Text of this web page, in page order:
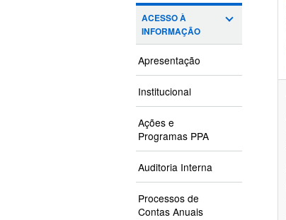
ACESSO À
INFORMAÇÃO
Apresentação
Institucional
Ações e
Programas PPA
Auditoria Interna
Processos de
Contas Anuais